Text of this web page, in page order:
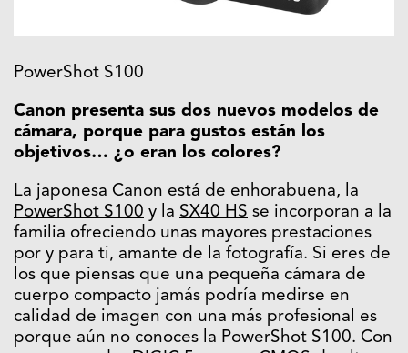
PowerShot S100
Canon presenta sus dos nuevos modelos de
cámara, porque para gustos están los
objetivos… ¿o eran los colores?
La japonesa Canon está de enhorabuena, la
PowerShot S100 y la SX40 HS se incorporan a la
familia ofreciendo unas mayores prestaciones
por y para ti, amante de la fotografía. Si eres de
los que piensas que una pequeña cámara de
cuerpo compacto jamás podría medirse en
calidad de imagen con una más profesional es
porque aún no conoces la PowerShot S100. Con